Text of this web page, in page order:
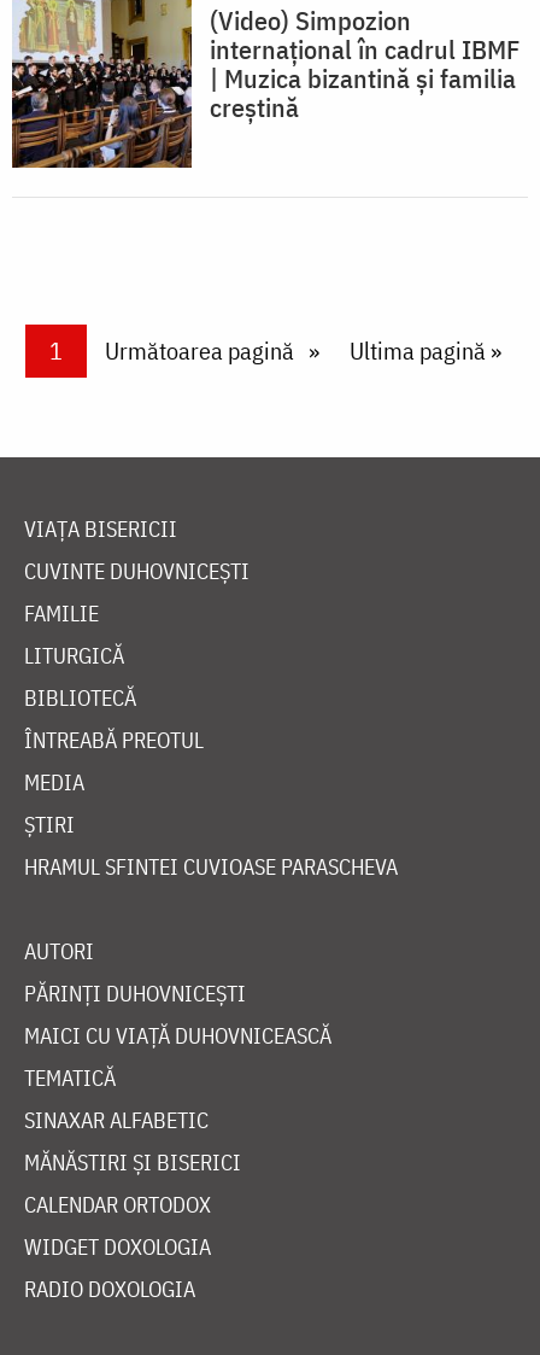
(Video) Simpozion
internațional în cadrul IBMF
| Muzica bizantină și familia
creștină
PaginareCurrent page
1 Next page
Următoarea pagină Last page
Ultima pagină »
VIAȚA BISERICII
CUVINTE DUHOVNICEȘTI
FAMILIE
LITURGICĂ
BIBLIOTECĂ
ÎNTREABĂ PREOTUL
MEDIA
ȘTIRI
HRAMUL SFINTEI CUVIOASE PARASCHEVA
AUTORI
PĂRINȚI DUHOVNICEȘTI
MAICI CU VIAȚĂ DUHOVNICEASCĂ
TEMATICĂ
SINAXAR ALFABETIC
MĂNĂSTIRI ȘI BISERICI
CALENDAR ORTODOX
WIDGET DOXOLOGIA
RADIO DOXOLOGIA